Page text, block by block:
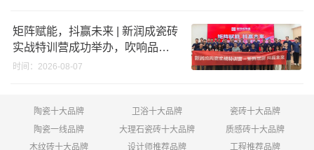
矩阵赋能，抖赢未来 | 新润成瓷砖
实战特训营成功举办，吹响品牌
秋季营销冲锋号！
时间：2026-08-07
陶瓷十大品牌 卫浴十大品牌
瓷砖十大品牌
陶瓷一线品牌
大理石瓷砖十大品牌
质感砖十大品牌
木纹砖十大品牌
设计师推荐品牌 工程推荐品牌